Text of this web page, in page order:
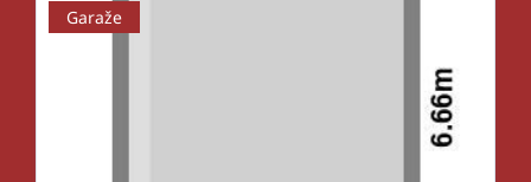
Garaže